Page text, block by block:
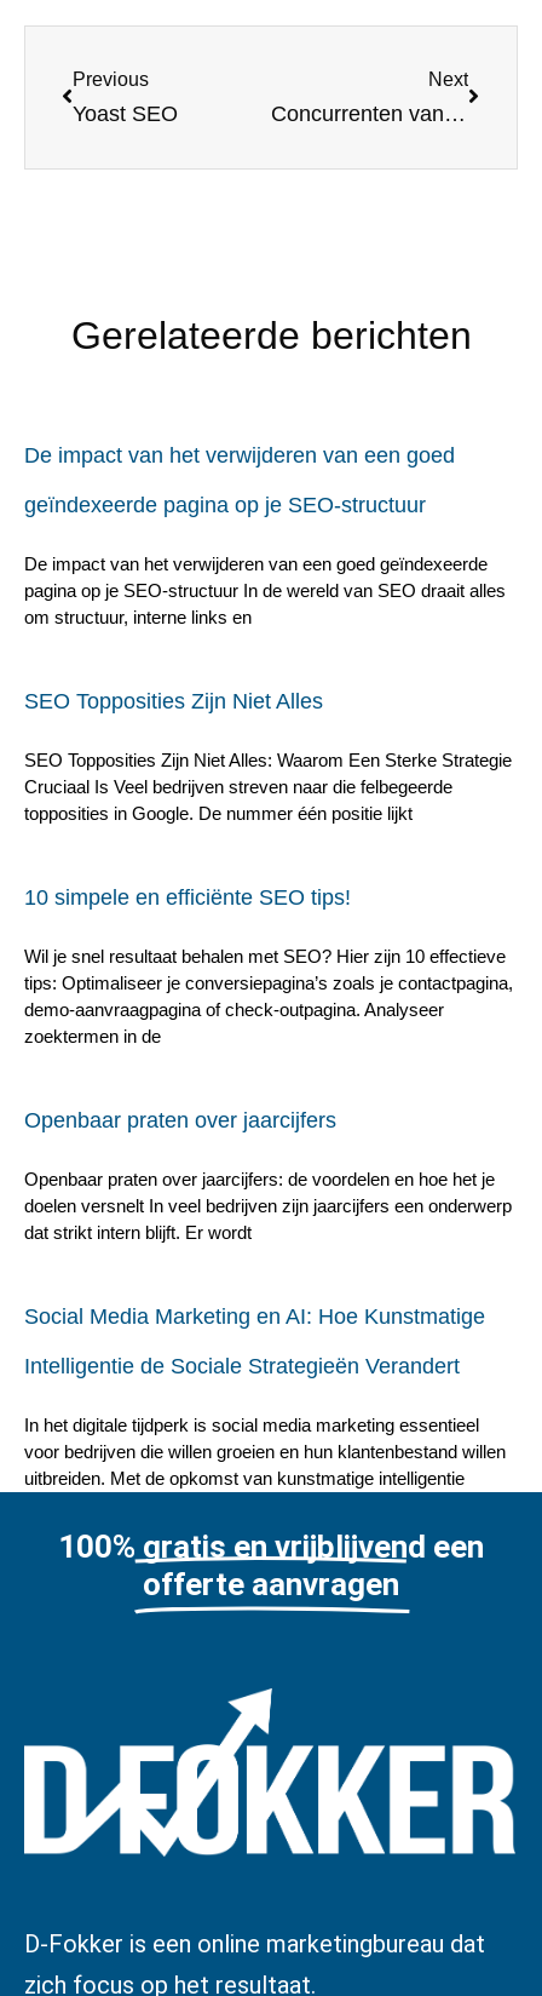
Previous
Yoast SEO
Next
Concurrenten van Yoast SEO
Gerelateerde berichten
De impact van het verwijderen van een goed
geïndexeerde pagina op je SEO-structuur
De impact van het verwijderen van een goed geïndexeerde
pagina op je SEO-structuur In de wereld van SEO draait alles
om structuur, interne links en
SEO Topposities Zijn Niet Alles
SEO Topposities Zijn Niet Alles: Waarom Een Sterke Strategie
Cruciaal Is Veel bedrijven streven naar die felbegeerde
topposities in Google. De nummer één positie lijkt
10 simpele en efficiënte SEO tips!
Wil je snel resultaat behalen met SEO? Hier zijn 10 effectieve
tips: Optimaliseer je conversiepagina’s zoals je contactpagina,
demo-aanvraagpagina of check-outpagina. Analyseer
zoektermen in de
Openbaar praten over jaarcijfers
Openbaar praten over jaarcijfers: de voordelen en hoe het je
doelen versnelt In veel bedrijven zijn jaarcijfers een onderwerp
dat strikt intern blijft. Er wordt
Social Media Marketing en AI: Hoe Kunstmatige
Intelligentie de Sociale Strategieën Verandert
In het digitale tijdperk is social media marketing essentieel
voor bedrijven die willen groeien en hun klantenbestand willen
uitbreiden. Met de opkomst van kunstmatige intelligentie
100% gratis en vrijblijvend een
offerte aanvragen
D-Fokker is een online marketingbureau dat
zich focus op het resultaat.